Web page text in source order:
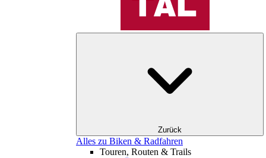
Zurück
Alles zu Biken & Radfahren
Touren, Routen & Trails